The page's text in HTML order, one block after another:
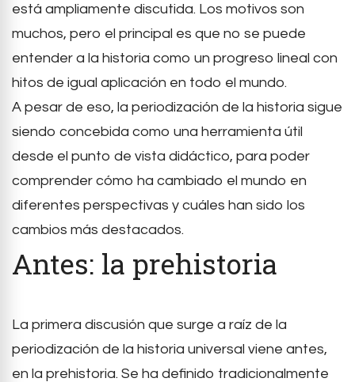
está ampliamente discutida. Los motivos son
muchos, pero el principal es que no se puede
entender a la historia como un progreso lineal con
hitos de igual aplicación en todo el mundo.
A pesar de eso, la periodización de la historia sigue
siendo concebida como una herramienta útil
desde el punto de vista didáctico, para poder
comprender cómo ha cambiado el mundo en
diferentes perspectivas y cuáles han sido los
cambios más destacados.
Antes: la prehistoria
La primera discusión que surge a raíz de la
periodización de la historia universal viene antes,
en la prehistoria. Se ha definido tradicionalmente